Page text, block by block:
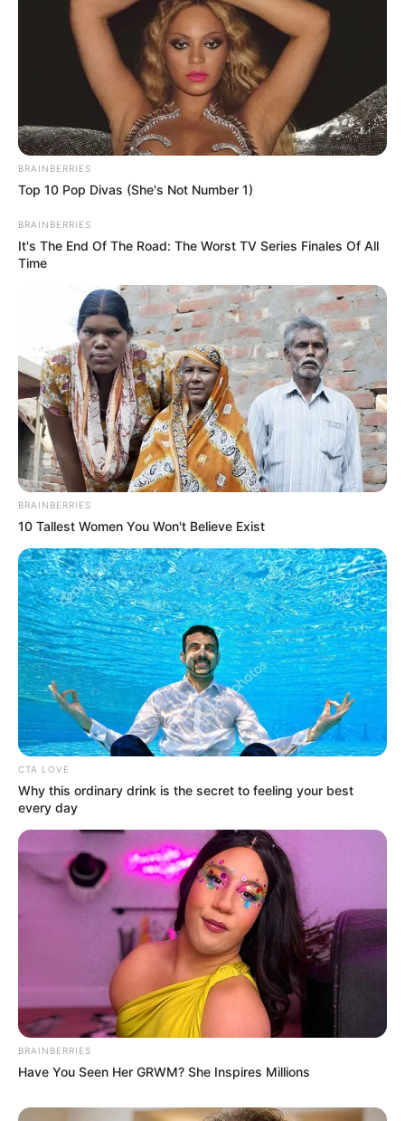
BRAINBERRIES
Top 10 Pop Divas (She's Not Number 1)
BRAINBERRIES
It's The End Of The Road: The Worst TV Series Finales Of All
Time
BRAINBERRIES
10 Tallest Women You Won't Believe Exist
CTA LOVE
Why this ordinary drink is the secret to feeling your best
every day
BRAINBERRIES
Have You Seen Her GRWM? She Inspires Millions